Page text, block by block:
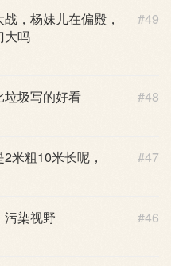
#49
，杨妹儿在偏殿，
大吗
#48
垃圾写的好看
#47
米粗10米长呢，
#46
污染视野